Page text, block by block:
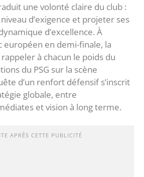
une volonté claire du club :
d’exigence et projeter ses
d’excellence. À
européen en demi-finale, la
à chacun le poids du
du PSG sur la scène
d’un renfort défensif s’inscrit
globale, entre
et vision à long terme.
APRÈS CETTE PUBLICITÉ